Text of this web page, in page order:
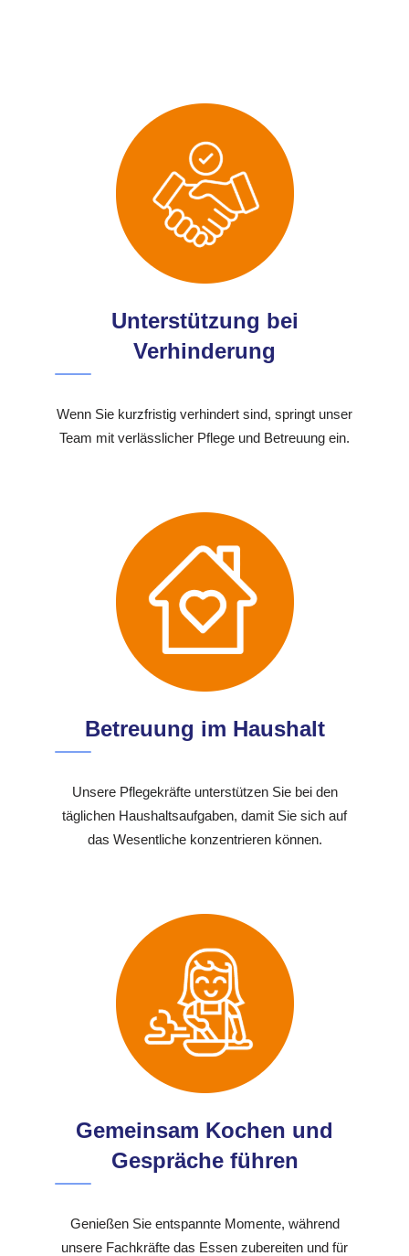
Unterstützung bei
Verhinderung
Wenn Sie kurzfristig verhindert sind, springt unser
Team mit verlässlicher Pflege und Betreuung ein.
Betreuung im Haushalt
Unsere Pflegekräfte unterstützen Sie bei den
täglichen Haushaltsaufgaben, damit Sie sich auf
das Wesentliche konzentrieren können.
Gemeinsam Kochen und
Gespräche führen
Genießen Sie entspannte Momente, während
unsere Fachkräfte das Essen zubereiten und für